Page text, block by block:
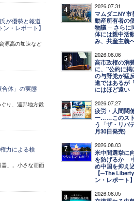
が優勢と報道
・レポート】
源高の加速など
体」の実態
り、連邦地方裁
力による検
」。小さな画面
4 2026.07.31
マムダニNY市
動産所有者の
物議 ─ さらに
体には親中活
み、共産主義
5 2026.08.06
高市政権の消
に、"公約に
の与野党が猛
進ではあるが
にはほど遠い
6 2026.07.27
疲労・人間関
ー……このス
う「ザ・リバ
月30日発売)
7 2026.08.03
米中間選挙に
を防げるか ─
め中国を抑え
【─The
ン・レポート】
8 2026.08.05